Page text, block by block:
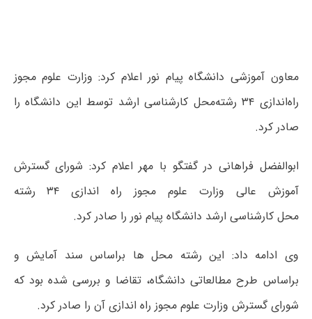
معاون آموزشی دانشگاه پیام نور اعلام کرد: وزارت علوم مجوز
راه‌اندازی ۳۴ رشته‌محل کارشناسی ارشد توسط این دانشگاه را
صادر کرد.
ابوالفضل فراهانی در گفتگو با مهر اعلام کرد: شورای گسترش
آموزش عالی وزارت علوم مجوز راه اندازی ۳۴ رشته
محل کارشناسی ارشد دانشگاه پیام نور را صادر کرد.
وی ادامه داد: این رشته محل ها براساس سند آمایش و
براساس طرح مطالعاتی دانشگاه، تقاضا و بررسی شده بود که
شورای گسترش وزارت علوم مجوز راه اندازی آن را صادر کرد.